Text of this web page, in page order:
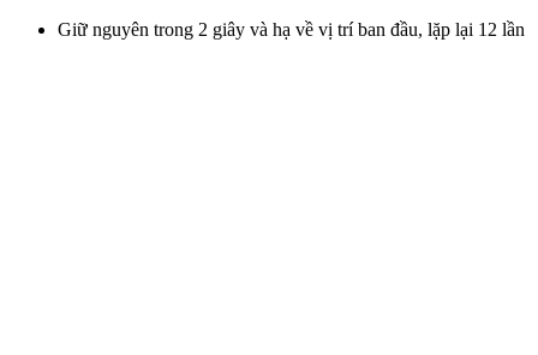
Giữ nguyên trong 2 giây và hạ về vị trí ban đầu, lặp lại 12 lần